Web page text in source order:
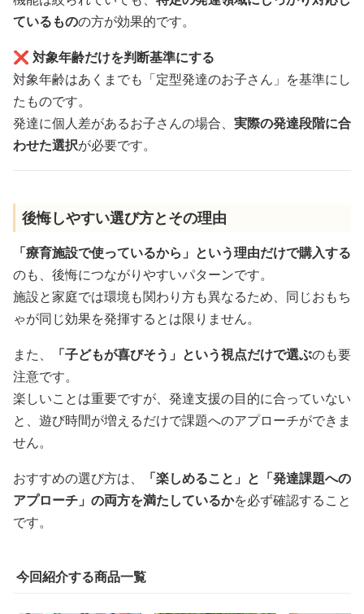
ているものの方が効果的です。
❌ 対象年齢だけを判断基準にする
対象年齢はあくまでも「定型発達のお子さん」を基準にし
たものです。
発達に個人差があるお子さんの場合、 実際の発達段階に合
わせた選択が必要です。
後悔しやすい選び方とその理由
「療育施設で使っているから」という理由だけで購入する
のも、後悔につながりやすいパターンです。
施設と家庭では環境も関わり方も異なるため、同じおもち
ゃが同じ効果を発揮するとは限りません。
また、
「子どもが喜びそう」という視点だけで選ぶのも要
注意です。
楽しいことは重要ですが、発達支援の目的に合っていない
と、遊び時間が増えるだけで課題へのアプローチができま
せん。
おすすめの選び方は、
「楽しめること」と「発達課題への
アプローチ」の両方を満たしているかを必ず確認すること
です。
今回紹介する商品一覧